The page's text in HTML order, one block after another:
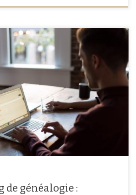
s’est tenu les 16, 17 et 18 mars 2023 à la mairie
delà du salon qui accueillaient associations
de nombreuses conférences et
dans ce contexte que j’ai eu l’honneur
de généalogie :